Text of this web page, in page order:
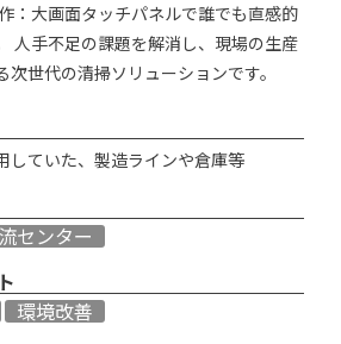
：大画面タッチパネルで誰でも直感的
人手不足の課題を解消し、現場の生産
世代の清掃ソリューションです。
していた、製造ラインや倉庫等
センター
環境改善